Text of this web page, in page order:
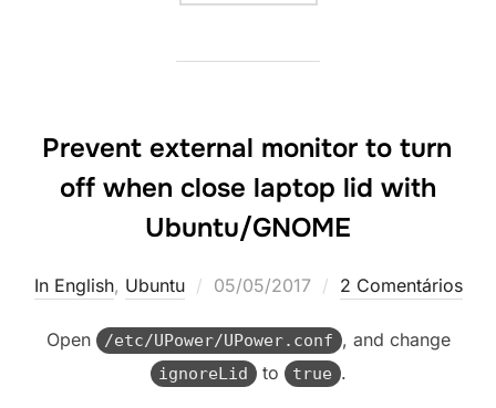
Prevent external monitor to turn
off when close laptop lid with
Ubuntu/GNOME
In English, Ubuntu
Postado
05/05/2017 2 Comentários
Open /etc/UPower/UPower.conf , and change
ignoreLid to true .